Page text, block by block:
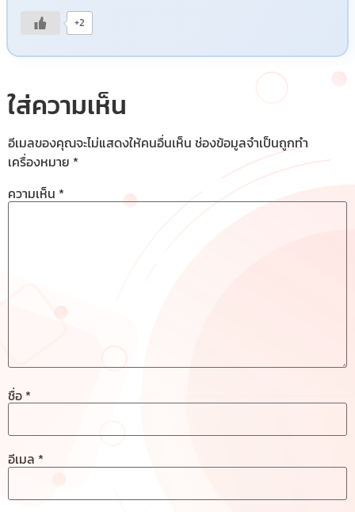
+2
ใส่ความเห็น
อีเมลของคุณจะไม่แสดงให้คนอื่นเห็น ช่องข้อมูลจำเป็นถูกทำ
เครื่องหมาย *
ความเห็น *
ชื่อ *
อีเมล *